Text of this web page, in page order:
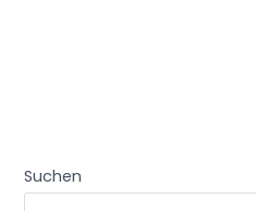
Suchen